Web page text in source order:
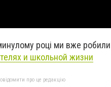
році ми вже робили
и школьной жизни
про це редакцію